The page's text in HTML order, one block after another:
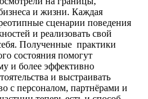
и жизни. Каждая
сценарии поведения
и реализовать свой
Полученные практики
состояния помогут
и более эффективно
и выстраивать
с персоналом, партнёрами и